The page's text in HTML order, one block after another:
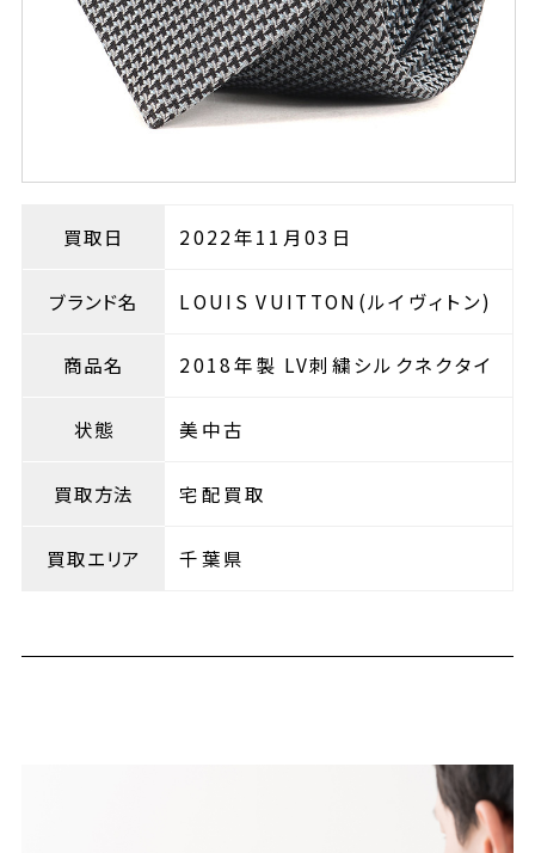
買取日 2022年11月03日
ブランド名 LOUIS VUITTON(ルイヴィトン)
商品名 2018年製 LV刺繍シルクネクタイ
状態 美中古
買取方法 宅配買取
買取エリア 千葉県